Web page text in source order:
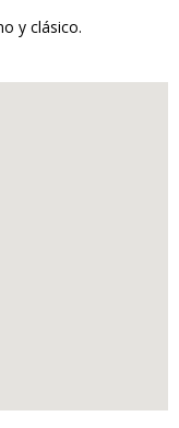
y clásico.